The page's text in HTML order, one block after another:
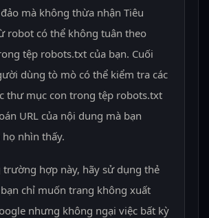
mà không thừa nhận Tiêu
robot có thể không tuân theo
tệp robots.txt của bạn. Cuối
dùng tò mò có thể kiểm tra các
thư mục con trong tệp robots.txt
URL của nội dung mà bạn
nhìn thấy.
hợp này, hãy sử dụng thẻ
chỉ muốn trang không xuất
nhưng không ngại việc bất kỳ